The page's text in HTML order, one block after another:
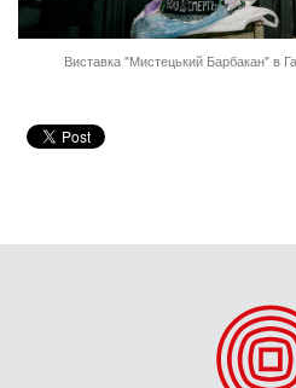
Виставка "Мистецький Барбакан" в